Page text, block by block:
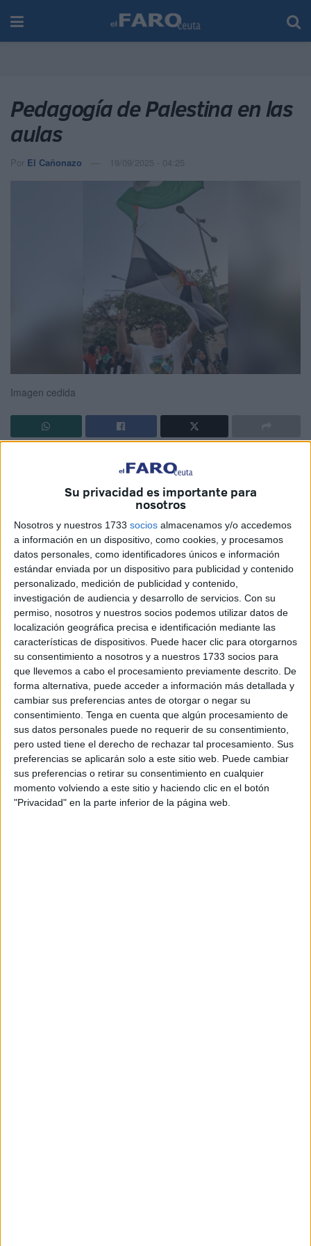
Su privacidad es importante para
nosotros
Nosotros y nuestros 1733 socios almacenamos y/o accedemos
a información en un dispositivo, como cookies, y procesamos
datos personales, como identificadores únicos e información
estándar enviada por un dispositivo para publicidad y contenido
personalizado, medición de publicidad y contenido,
investigación de audiencia y desarrollo de servicios. Con su
permiso, nosotros y nuestros socios podemos utilizar datos de
localización geográfica precisa e identificación mediante las
características de dispositivos. Puede hacer clic para otorgarnos
su consentimiento a nosotros y a nuestros 1733 socios para
que llevemos a cabo el procesamiento previamente descrito. De
forma alternativa, puede acceder a información más detallada y
cambiar sus preferencias antes de otorgar o negar su
consentimiento. Tenga en cuenta que algún procesamiento de
sus datos personales puede no requerir de su consentimiento,
pero usted tiene el derecho de rechazar tal procesamiento. Sus
preferencias se aplicarán solo a este sitio web. Puede cambiar
sus preferencias o retirar su consentimiento en cualquier
momento volviendo a este sitio y haciendo clic en el botón
"Privacidad" en la parte inferior de la página web.
Pedagogía de Palestina en las
aulas
Por El Cañonazo 19/09/2025 - 04:25
Imagen cedida
Cuántas cosas podríamos enseñar sobre Palestina e Israel
si no nos ataran de pies y manos.
Explicar qué es una guerra, un genocidio, Un holocausto,
crímenes contra la humanidad, el bloqueo internacional, la
ONU, el funcionamiento de las embajadas, la economía
mundial, la historia de Palestina e Israel.
La filósofa judía Arendt que describe cómo personas
comunes, que no son intrínsecamente malvadas ni
fanáticos ideológicos, pueden cometer actos atrocidades
como resultado de un pensamiento irreflexivo. Los
individuos actúan como simples funcionarios, cumpliendo
órdenes sin cuestionar las consecuencias éticas de sus
acciones, lo que permite que el mal se manifieste de forma
trivial y mundana.
Varios centros educativos madrileños han recibido desde
la semana pasada llamadas de la inspección de
educación para que retiren toda simbología relacionada
con el apoyo a Gaza El Gobierno de Isabel Díaz Ayuso